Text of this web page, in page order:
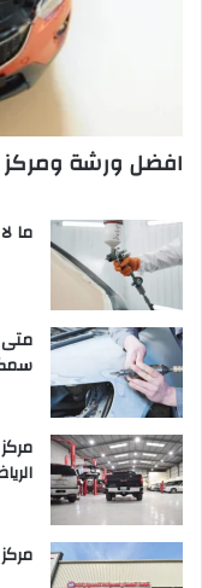
افضل ورشة ومركز
ما
متى